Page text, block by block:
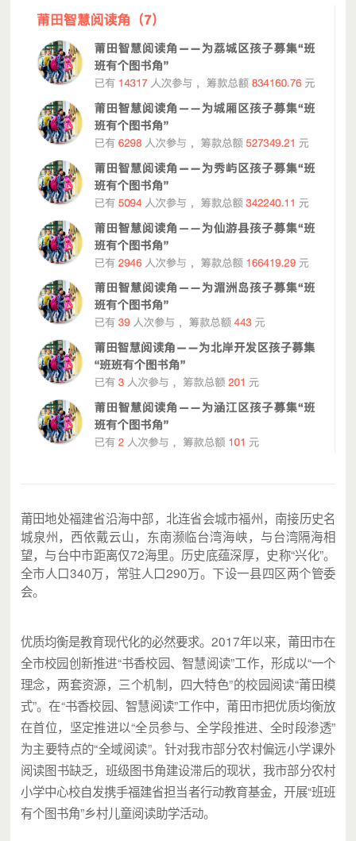
莆田地处福建省沿海中部，北连省会城市福州，南接历史名
城泉州，西依戴云山，东南濒临台湾海峡，与台湾隔海相
望，与台中市距离仅72海里。历史底蕴深厚，史称“兴化”。
全市人口340万，常驻人口290万。下设一县四区两个管委
会。
优质均衡是教育现代化的必然要求。2017年以来，莆田市在
全市校园创新推进“书香校园、智慧阅读”工作，形成以“一个
理念，两套资源，三个机制，四大特色”的校园阅读“莆田模
式”。在“书香校园、智慧阅读”工作中，莆田市把优质均衡放
在首位，坚定推进以“全员参与、全学段推进、全时段渗透”
为主要特点的“全域阅读”。针对我市部分农村偏远小学课外
阅读图书缺乏，班级图书角建设滞后的现状，我市部分农村
小学中心校自发携手福建省担当者行动教育基金，开展“班班
有个图书角”乡村儿童阅读助学活动。